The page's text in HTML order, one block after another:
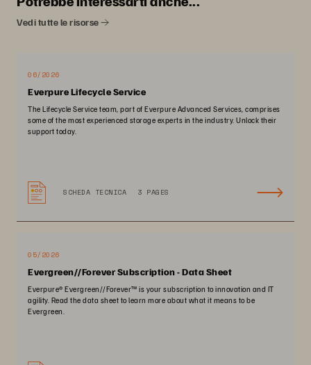
Vedi tutte le risorse
06/2026
Everpure Lifecycle Service
The Lifecycle Service team, part of Everpure Advanced Services, comprises
some of the most experienced storage experts in the industry. Unlock their
support today.
SCHEDA TECNICA 3 PAGES
05/2026
Evergreen//Forever Subscription - Data Sheet
Everpure® Evergreen//Forever™ is your subscription to innovation and IT
agility. Read the data sheet to learn more about what it means to be
Evergreen.